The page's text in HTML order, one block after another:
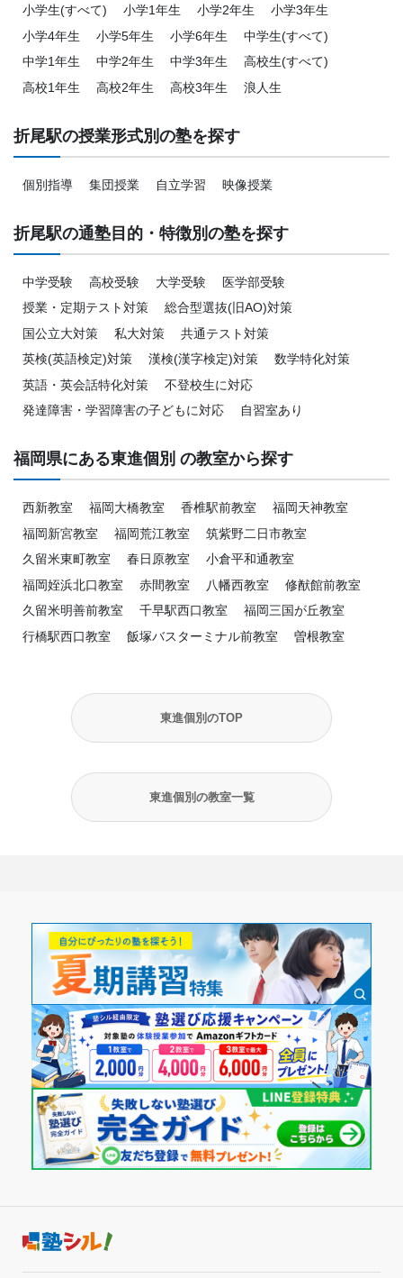
小学生(すべて) 小学1年生 小学2年生
小学3年生
小学4年生
小学5年生 小学6年生
中学生(すべて)
中学1年生
中学2年生 中学3年生
高校生(すべて)
高校1年生
高校2年生 高校3年生 浪人生
折尾駅の授業形式別の塾を探す
個別指導 集団授業 自立学習 映像授業
折尾駅の通塾目的・特徴別の塾を探す
中学受験 高校受験 大学受験
医学部受験
授業・定期テスト対策
総合型選抜(旧AO)対策
国公立大対策
私大対策
共通テスト対策
英検(英語検定)対策
漢検(漢字検定)対策
数学特化対策
英語・英会話特化対策
不登校生に対応
発達障害・学習障害の子どもに対応
自習室あり
福岡県にある東進個別 の教室から探す
西新教室 福岡大橋教室 香椎駅前教室
福岡天神教室
福岡新宮教室
福岡荒江教室
筑紫野二日市教室
久留米東町教室
春日原教室
小倉平和通教室
福岡姪浜北口教室
赤間教室 八幡西教室
修猷館前教室
久留米明善前教室
千早駅西口教室
福岡三国が丘教室
行橋駅西口教室
飯塚バスターミナル前教室 曽根教室
東進個別のTOP
東進個別の教室一覧